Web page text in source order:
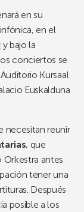
en su
en el
y bajo la
conciertos se
Kursaal
Euskalduna
necesitan reunir
, que
Orkestra antes
tener una
Después
posible a los